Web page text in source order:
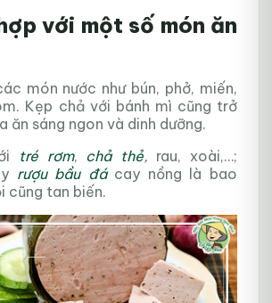
với một số món ăn
món nước như bún, phở, miến,
Kẹp chả với bánh mì cũng trở
ăn sáng ngon và dinh dưỡng.
tré rơm, chả thẻ, rau, xoài,…;
rượu bầu đácay nồng là bao
cũng tan biến.